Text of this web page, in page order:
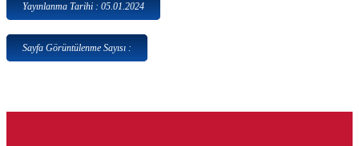
Yayınlanma Tarihi : 05.01.2024
Sayfa Görüntülenme Sayısı :